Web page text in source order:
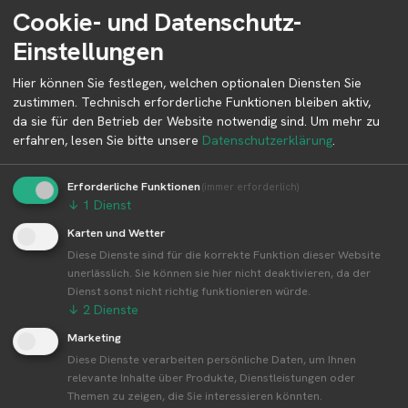
Niedersachsen
Deutschland
Betreiber kontaktieren
Auf der Profilseite des Betreibers findest du weitere
Informationen zum Betreiber und
Kontaktmöglichkeiten.
👤︎ Profilseite
Weitere Standorte von Tannenhof Brandt
Tannenhof Brandt betreibt 1 Standorte
Cookie- und Datenschutz-
Einstellungen
Hier können Sie festlegen, welchen optionalen Diensten Sie
zustimmen. Technisch erforderliche Funktionen bleiben aktiv,
da sie für den Betrieb der Website notwendig sind. Um mehr zu
erfahren, lesen Sie bitte unsere Datenschutzerklärung.
Erforderliche Funktionen(immer erforderlich)
↓ 1 Dienst
Karten und Wetter
Diese Dienste sind für die korrekte Funktion dieser Website
unerlässlich. Sie können sie hier nicht deaktivieren, da der
Dienst sonst nicht richtig funktionieren würde.
↓ 2 Dienste
Marketing
Diese Dienste verarbeiten persönliche Daten, um Ihnen
relevante Inhalte über Produkte, Dienstleistungen oder
Themen zu zeigen, die Sie interessieren könnten.